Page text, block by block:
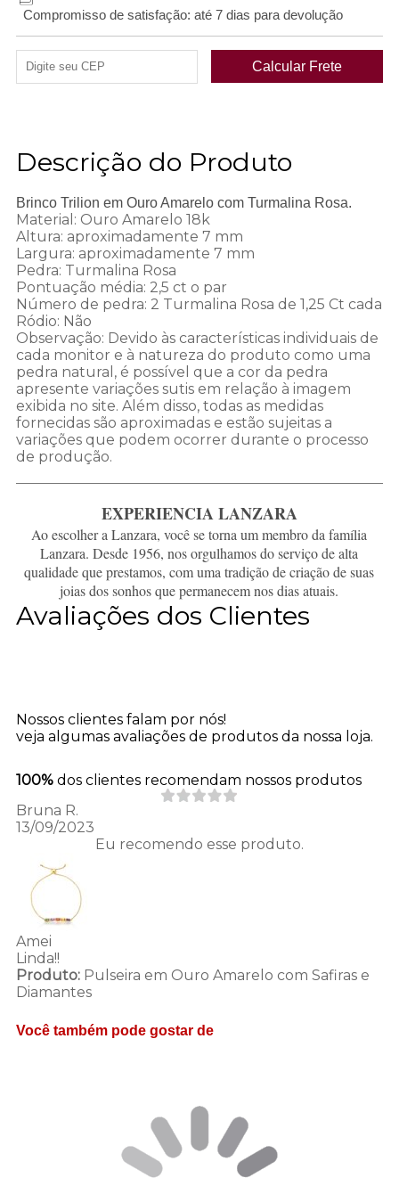
Compromisso de satisfação: até 7 dias para devolução
Descrição do Produto
Brinco Trilion em Ouro Amarelo com Turmalina Rosa.
Material: Ouro Amarelo 18k
Altura: aproximadamente 7 mm
Largura: aproximadamente 7 mm
Pedra: Turmalina Rosa
Pontuação média: 2,5 ct o par
Número de pedra: 2 Turmalina Rosa de 1,25 Ct cada
Ródio: Não
Observação: Devido às características individuais de
cada monitor e à natureza do produto como uma
pedra natural, é possível que a cor da pedra
apresente variações sutis em relação à imagem
exibida no site. Além disso, todas as medidas
fornecidas são aproximadas e estão sujeitas a
variações que podem ocorrer durante o processo
de produção.
EXPERIENCIA LANZARA
Ao escolher a Lanzara, você se torna um membro da família
Lanzara. Desde 1956, nos orgulhamos do serviço de alta
qualidade que prestamos, com uma tradição de criação de suas
joias dos sonhos que permanecem nos dias atuais.
Avaliações dos Clientes
Nossos clientes falam por nós!
veja algumas avaliações de produtos da nossa loja.
100% dos clientes recomendam nossos produtos
Bruna R.
13/09/2023
Eu recomendo esse produto.
Amei
Linda!!
Produto:Pulseira em Ouro Amarelo com Safiras e
Diamantes
Você também pode gostar de